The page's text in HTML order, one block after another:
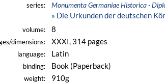
series: Monumenta Germaniae Historica -
» Die Urkunden der deutschen
volume: 8
dimensions: XXXI, 314 pages
language: Latin
binding: Book (Paperback)
weight: 910g